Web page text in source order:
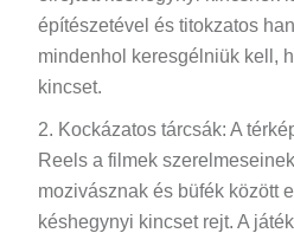
építészetével és titokzatos
mindenhol keresgélniük kell,
kincset.
Kockázatos tárcsák: A
Reels a filmek
mozivásznak és büfék között
késhegynyi kincset rejt. A